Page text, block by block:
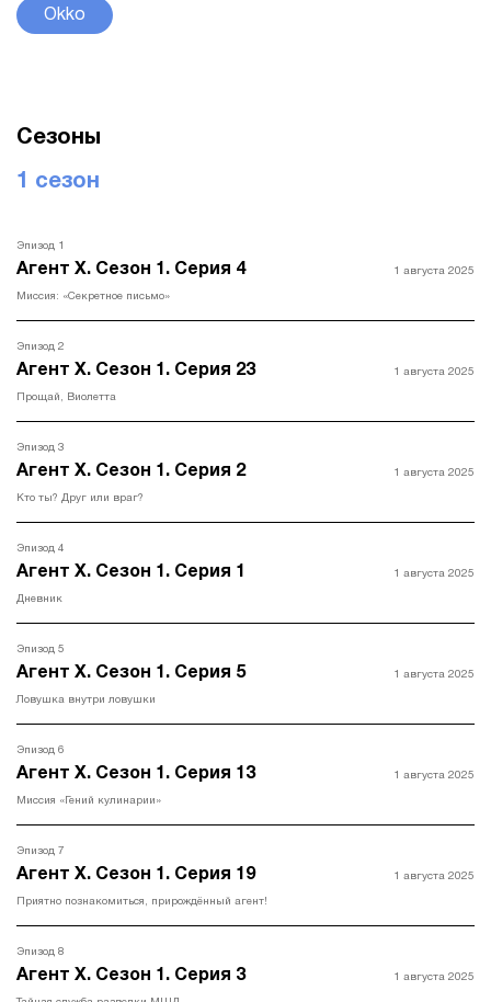
Okko
Сезоны
1 сезон
Эпизод 1
Агент Х. Сезон 1. Серия 4
Миссия: «Секретное письмо»
1 августа 2025
Эпизод 2
Агент Х. Сезон 1. Серия 23
Прощай, Виолетта
1 августа 2025
Эпизод 3
Агент Х. Сезон 1. Серия 2
Кто ты? Друг или враг?
1 августа 2025
Эпизод 4
Агент Х. Сезон 1. Серия 1
Дневник
1 августа 2025
Эпизод 5
Агент Х. Сезон 1. Серия 5
Ловушка внутри ловушки
1 августа 2025
Эпизод 6
Агент Х. Сезон 1. Серия 13
Миссия «Гений кулинарии»
1 августа 2025
Эпизод 7
Агент Х. Сезон 1. Серия 19
Приятно познакомиться, прирождённый агент!
1 августа 2025
Эпизод 8
Агент Х. Сезон 1. Серия 3 1 августа 2025